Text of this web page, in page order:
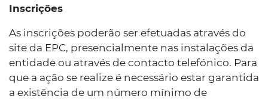
Inscrições
As inscrições poderão ser efetuadas através do
site da EPC, presencialmente nas instalações da
entidade ou através de contacto telefónico. Para
que a ação se realize é necessário estar garantida
a existência de um número mínimo de